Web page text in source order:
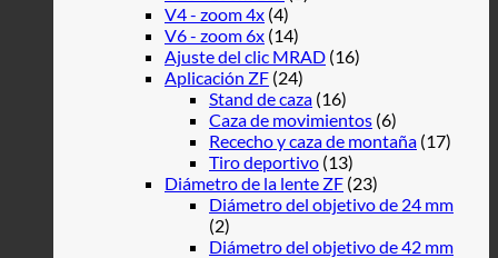
V4 - zoom 4x (4)
V6 - zoom 6x (14)
Ajuste del clic MRAD (16)
Aplicación ZF (24)
Stand de caza (16)
Caza de movimientos (6)
Rececho y caza de montaña (17)
Tiro deportivo (13)
Diámetro de la lente ZF (23)
Diámetro del objetivo de 24 mm
(2)
Diámetro del objetivo de 42 mm